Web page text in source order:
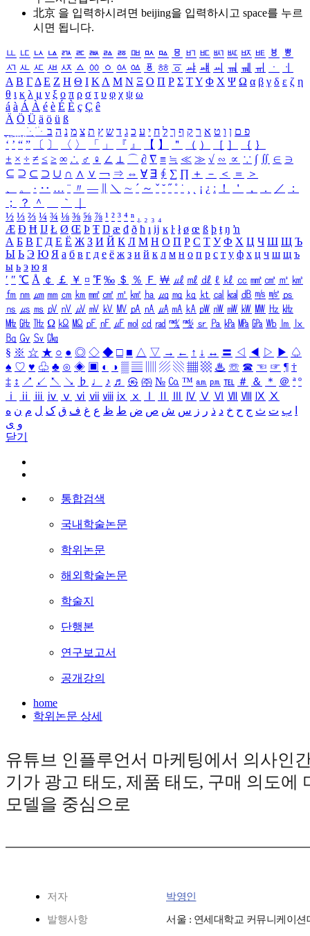
北京 을 입력하시려면 beijing을 입력하시고 space를 누르
시면 됩니다.
ㅥ ㅦ ㅧ ㅨ ㅩ ㅪ ㅫ ㅬ ㅭ ㅮ ㅯ ㅰ ㅱ ㅲ ㅳ ㅴ ㅵ ㅶ ㅷ ㅸ
ㅹ
ㅺ ㅻ ㅼ ㅽ ㅾ ㅿ ㆀ ㆁ ㆂ ㆃ ㆄ ㆅ ㆆ ㆇ ㆈ ㆉ ㆊ ㆋ ㆌ ㆍ
ㆎ
Α Β ΓΔ Ε Ζ Η Θ Ι ΚΛ Μ Ν Ξ Ο Π Ρ Σ ΤΥ Φ Χ Ψ Ω α β γ δ ε ζ η
θ ι κ λ μ ν ξ ο π ρ σ τ υ φ χ ψ ω
á à Á À é è É È ç Ç ê
Ä Ö Ü ä ö ü ß
ִֶֹ ֻּ ׁׂ פ ם ן ו ט א ר ק ף ך ל ח י ע כ ג ד ש ץ ת צ מ נ ה ב
‘ ’ “ ” 〔 〕 〈 〉 「 」 『 』 【 】 ＂ （ ） ［ ］ ｛ ｝
± × ÷ ≠ ≤ ≥ ∞ ∴ ♂ ♀ ∠ ⊥ ⌒ ∂ ∇ ≡ ≒ ≪ ≫ √ ∽ ∝ ∵ ∫ ∬ ∈ ∋
⊆ ⊇ ⊂ ⊃ ∪ ∩ ∧ ∨ ￢ ⇒ ⇔ ∀ ∃ ∮ ∑ ∏ ＋ － ＜ ＝
＞
、
。 · ‥ … ¨ 〃 ― ＼ ∼ ´ ～ ˇ ˘ ˝ ˚ ˙ ¸ ¡ ¿ ː ！ ＇ ， ． ／
：
；
？ ＾ ｀
½ ⅓ ⅔ ¼ ¾ ⅛ ⅜ ⅝ ⅞ ¹ ² ³ ⁴ ⁿ ₁ ₂ ₃ ₄
Æ Ð Ħ Ĳ Ł Ø Œ Þ Ŧ Ŋ æ đ ð ħ ı ĳ ĸ ŀ ł ø œ ß þ ŧ ŋ ŉ
А Б В Г Д Е Ё Ж З И Й К Л М Н О П Р С Т У Ф Х Ц Ч Ш Щ Ъ
Ы Ь Э Ю Я а б в г д е ё ж з и й к л м н о п р с т у ф х ц ч ш щ ъ
ы ь э ю я
′ ″ ℃ Å ￠ ￡ ￥ ¤ ℉ ‰ ＄ ％ Ｆ ￦ ㎕ ㎖ ㎗ ℓ ㎘ ㏄ ㎣ ㎤ ㎥ ㎦
㎙ ㎚ ㎛ ㎜ ㎝ ㎞ ㎟ ㎠ ㎡ ㎢ ㏊ ㎍ ㎎ ㎏ ㏏ ㎈ ㎉ ㏈ ㎧ ㎨ ㎰
㎱ ㎲ ㎳ ㎴ ㎵ ㎶ ㎷ ㎸ ㎹ ㎀ ㎁ ㎂ ㎃ ㎄ ㎺ ㎻ ㎽ ㎾ ㎿ ㎐ ㎑
㎒ ㎓ ㎔ Ω ㏀ ㏁ ㎊ ㎋ ㎌ ㏖ ㏅ ㎭ ㎮ ㎯ ㏛ ㎩ ㎪ ㎫ ㎬ ㏝ ㏐
㏓
㏃ ㏉ ㏜ ㏆
§ ※ ☆ ★ ○ ● ◎ ◇ ◆ □ ■ △ ▽ → ← ↑ ↓ ↔ 〓 ◁ ◀ ▷ ▶ ♤
♠ ♡ ♥ ♧ ♣ ⊙ ◈ ▣ ◐ ◑ ▒ ▤ ▨ ▧ ▦ ▩ ♨ ☏ ☎ ☜ ☞ ¶ †
‡ ↕ ↗ ↙ ↖ ↘ ♭ ♩ ♪ ♬ ㉿ ㈜ № ㏇ ™ ㏂ ㏘ ℡ ＃ ＆ ＊ ＠ ª º
ⅰ
ⅱ ⅲ ⅳ ⅴ ⅵ ⅶ ⅷ ⅸ ⅹ Ⅳ Ⅴ Ⅵ Ⅶ Ⅷ Ⅸ Ⅹ
ب ت ث ج ح خ د ذ ر ز س ش ص ض ط ظ ع غ ف ق ک ل م ن ه
و ی
닫기
통합검색
국내학술논문
학위논문
해외학술논문
학술지
단행본
연구보고서
공개강의
home
학위논문 상세
유튜브 인플루언서 마케팅에서 의사인
기가 광고 태도, 제품 태도, 구매 의도에
모델을 중심으로
저자 박영인
발행사항 서울 : 연세대학교 커뮤니케이션